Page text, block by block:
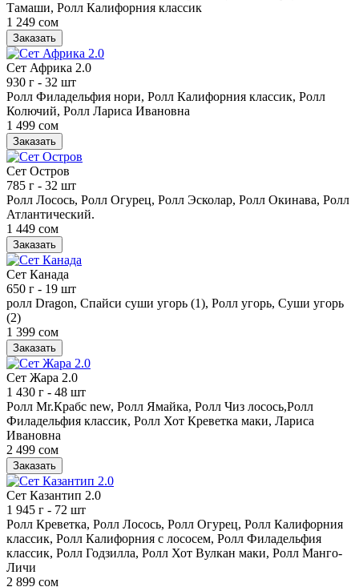
Тамаши, Ролл Калифорния классик
1 249 сом
Заказать
Сет Африка 2.0
930 г - 32 шт
Ролл Филадельфия нори, Ролл Калифорния классик, Ролл
Колючий, Ролл Лариса Ивановна
1 499 сом
Заказать
Сет Остров
785 г - 32 шт
Ролл Лосось, Ролл Огурец, Ролл Эсколар, Ролл Окинава, Ролл
Атлантический.
1 449 сом
Заказать
Сет Канада
650 г - 19 шт
ролл Dragon, Спайси суши угорь (1), Ролл угорь, Суши угорь
(2)
1 399 сом
Заказать
Сет Жара 2.0
1 430 г - 48 шт
Ролл Mr.Крабс new, Ролл Ямайка, Ролл Чиз лосось,Ролл
Филадельфия классик, Ролл Хот Креветка маки, Лариса
Ивановна
2 499 сом
Заказать
Сет Казантип 2.0
1 945 г - 72 шт
Ролл Креветка, Ролл Лосось, Ролл Огурец, Ролл Калифорния
классик, Ролл Калифорния с лососем, Ролл Филадельфия
классик, Ролл Годзилла, Ролл Хот Вулкан маки, Ролл Манго-
Личи
2 899 сом